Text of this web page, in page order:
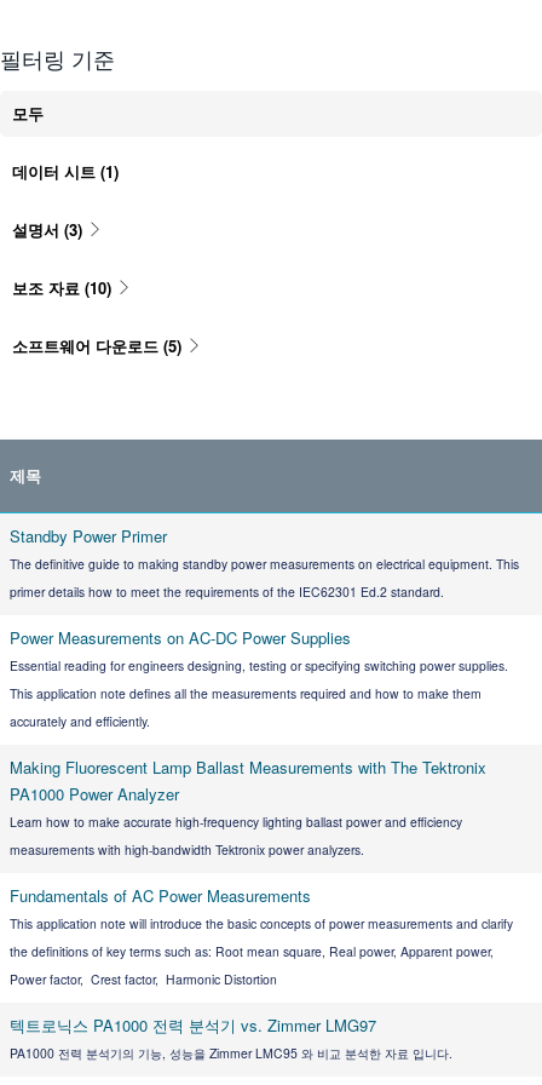
필터링 기준
모두
데이터 시트 (1)
설명서 (3)
보조 자료 (10)
소프트웨어 다운로드 (5)
제목
Standby Power Primer
The definitive guide to making standby power measurements on electrical equipment. This
primer details how to meet the requirements of the IEC62301 Ed.2 standard.
Power Measurements on AC-DC Power Supplies
Essential reading for engineers designing, testing or specifying switching power supplies.
This application note defines all the measurements required and how to make them
accurately and efficiently.
Making Fluorescent Lamp Ballast Measurements with The Tektronix
PA1000 Power Analyzer
Learn how to make accurate high-frequency lighting ballast power and efficiency
measurements with high-bandwidth Tektronix power analyzers.
Fundamentals of AC Power Measurements
This application note will introduce the basic concepts of power measurements and clarify
the definitions of key terms such as: Root mean square, Real power, Apparent power,
Power factor, Crest factor, Harmonic Distortion
텍트로닉스 PA1000 전력 분석기 vs. Zimmer LMG97
PA1000 전력 분석기의 기능, 성능을 Zimmer LMC95 와 비교 분석한 자료 입니다.